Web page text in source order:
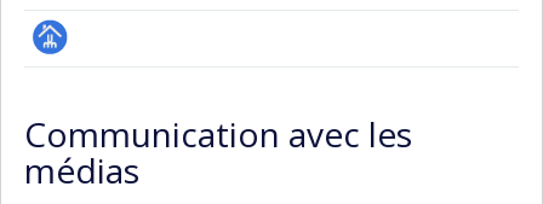
Page
(faculté,département,école)
Communication avec les
médias